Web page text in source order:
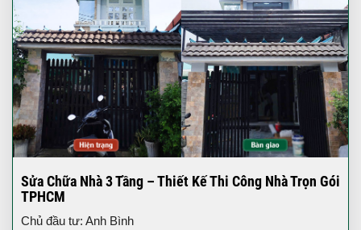
Sửa Chữa Nhà 3 Tầng – Thiết Kế Thi Công Nhà Trọn Gói
TPHCM
Chủ đầu tư: Anh Bình